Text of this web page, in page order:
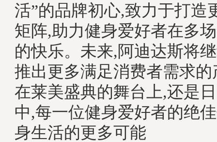
活”的品牌初心,致力于打造
矩阵,助力健身爱好者在多
的快乐。未来,阿迪达斯将
推出更多满足消费者需求
在莱美盛典的舞台上,还是
中,每一位健身爱好者的绝
身生活的更多可能